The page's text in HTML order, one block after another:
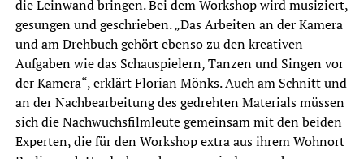
die Leinwand bringen. Bei dem Workshop wird musiziert,
gesungen und geschrieben. „Das Arbeiten an der Kamera
und am Drehbuch gehört ebenso zu den kreativen
Aufgaben wie das Schauspielern, Tanzen und Singen vor
der Kamera“, erklärt Florian Mönks. Auch am Schnitt und
an der Nachbearbeitung des gedrehten Materials müssen
sich die Nachwuchsfilmleute gemeinsam mit den beiden
Experten, die für den Workshop extra aus ihrem Wohnort